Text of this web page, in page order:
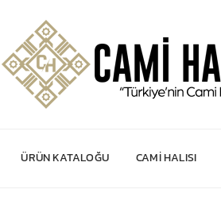
ÜRÜN KATALOĞU CAMI HALISI